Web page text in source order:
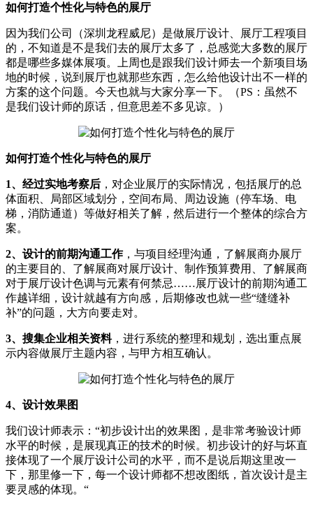
如何打造个性化与特色的展厅
因为我们公司（深圳龙程威尼）是做展厅设计、展厅工程项目
的，不知道是不是我们去的展厅太多了，总感觉大多数的展厅
都是哪些多媒体展项。上周也是跟我们设计师去一个新项目场
地的时候，说到展厅也就那些东西，怎么给他设计出不一样的
方案的这个问题。今天也就与大家分享一下。（PS：虽然不
是我们设计师的原话，但意思差不多见谅。）
如何打造个性化与特色的展厅
1、经过实地考察后 ，对企业展厅的实际情况，包括展厅的总
体面积、局部区域划分，空间布局、周边设施（停车场、电
梯，消防通道）等做好相关了解，然后进行一个整体的综合方
案。
2、设计的前期沟通工作，与项目经理沟通，了解展商办展厅
的主要目的、了解展商对展厅设计、制作预算费用、了解展商
对于展厅设计色调与元素有何禁忌……展厅设计的前期沟通工
作越详细，设计就越有方向感，后期修改也就一些“缝缝补
补”的问题，大方向要走对。
3、搜集企业相关资料，进行系统的整理和规划，选出重点展
示内容做展厅主题内容，与甲方相互确认。
4、设计效果图
我们设计师表示：“初步设计出的效果图，是非常考验设计师
水平的时候，是展现真正的技术的时候。初步设计的好与坏直
接体现了一个展厅设计公司的水平，而不是说后期这里改一
下，那里修一下，每一个设计师都不想改图纸，首次设计是主
要灵感的体现。“